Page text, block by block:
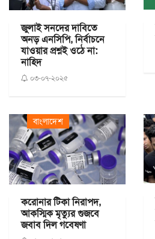
জুলাই সনদের দাবিতে
অনড় এনসিপি, নির্বাচনে
যাওয়ার প্রশ্নই ওঠে না:
নাহিদ
০৩-০৭-২০২৫
বাংলাদেশ
করোনার টিকা নিরাপদ,
আকস্মিক মৃত্যুর গুজবে
জবাব দিল গবেষণা